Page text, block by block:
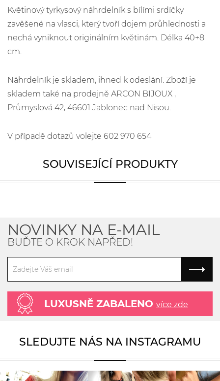
Květinový tyrkysový náhrdelník s bílími srdíčky
zavěšené na vlasci, který tvoří dojem průhlednosti a
nechá vyniknout originálním květinám. Délka 40+8
cm.
Náhrdelník je skladem, ihned k odeslání. Zboží je
skladem také na prodejně ARCON BIJOUX ,
Průmyslová 42, 46601 Jablonec nad Nisou.
V případě dotazů volejte 602 970 654
SOUVISEJÍCÍ PRODUKTY
NOVINKY NA E-MAIL
BUĎTE O KROK NAPŘED!
LUXUSNĚ ZABALENO více zde
SLEDUJTE NÁS NA INSTAGRAMU